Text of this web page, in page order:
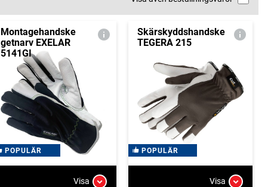
Montagehandske
getnarv EXELAR
5141GI
POPULÄR
Visa
Skärskyddshandske
TEGERA 215
POPULÄR
Visa